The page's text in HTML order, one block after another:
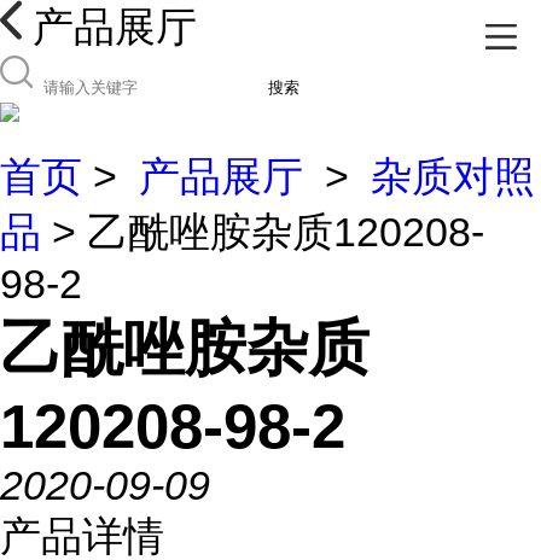
产品展厅
搜索
首页 > 产品展厅 > 杂质对照
品 > 乙酰唑胺杂质120208-
98-2
乙酰唑胺杂质
120208-98-2
2020-09-09
产品详情